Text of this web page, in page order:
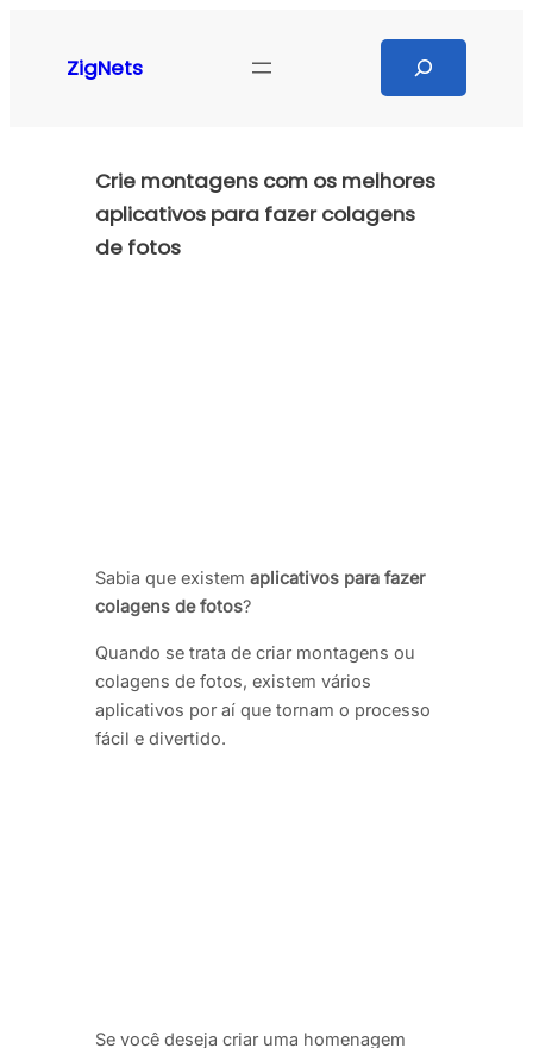
ZigNets
Crie montagens com os melhores
aplicativos para fazer colagens
de fotos
Sabia que existem aplicativos para fazer
colagens de fotos?
Quando se trata de criar montagens ou
colagens de fotos, existem vários
aplicativos por aí que tornam o processo
fácil e divertido.
Se você deseja criar uma homenagem